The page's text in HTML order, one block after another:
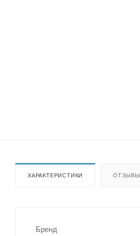
ХАРАКТЕРИСТИКИ ОТЗЫВЫ
Бренд